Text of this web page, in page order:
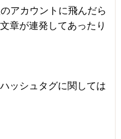
アカウントに飛んだら
章が連発してあったり
ッシュタグに関しては